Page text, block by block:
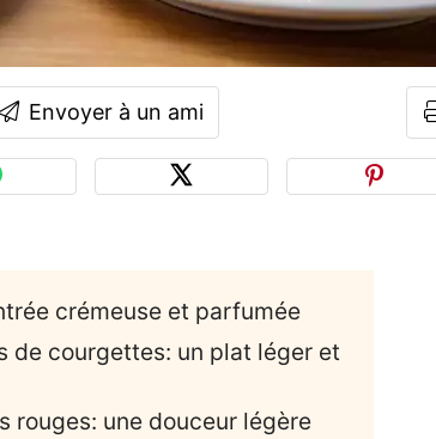
Envoyer à un ami
crémeuse et parfumée
de courgettes: un plat léger et
rouges: une douceur légère